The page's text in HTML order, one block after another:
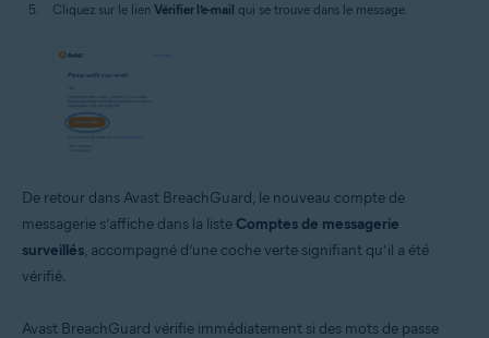
Cliquez sur le lien Vérifier l’e-mail qui se trouve dans le message.
De retour dans Avast BreachGuard, le nouveau compte de
messagerie s’affiche dans la liste Comptes de messagerie
surveillés, accompagné d’une coche verte signifiant qu’il a été
vérifié.
Avast BreachGuard vérifie immédiatement si des mots de passe